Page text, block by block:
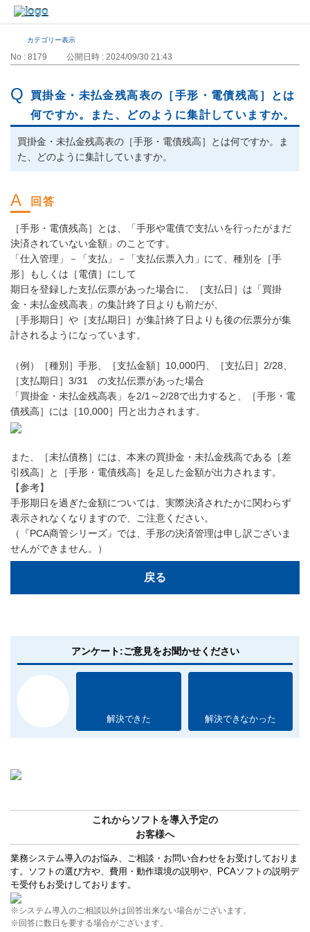
カテゴリー表示
No : 8179 公開日時 : 2024/09/30 21:43
買掛金・未払金残高表の［手形・電債残高］とは
何ですか。また、どのように集計していますか。
買掛金・未払金残高表の［手形・電債残高］とは何ですか。ま
た、どのように集計していますか。
［手形・電債残高］とは、「手形や電債で支払いを行ったがまだ
決済されていない金額」のことです。
「仕入管理」－「支払」－「支払伝票入力」にて、種別を［手
形］もしくは［電債］にして
期日を登録した支払伝票があった場合に、［支払日］は「買掛
金・未払金残高表」の集計終了日よりも前だが、
［手形期日］や［支払期日］が集計終了日よりも後の伝票分が集
計されるようになっています。
（例）［種別］手形、［支払金額］10,000円、［支払日］2/28、
［支払期日］3/31 の支払伝票があった場合
「買掛金・未払金残高表」を2/1～2/28で出力すると、［手形・電
債残高］には［10,000］円と出力されます。
また、［未払債務］には、本来の買掛金・未払金残高である［差
引残高］と［手形・電債残高］を足した金額が出力されます。
【参考】
手形期日を過ぎた金額については、実際決済されたかに関わらず
表示されなくなりますので、ご注意ください。
（『PCA商管シリーズ』では、手形の決済管理は申し訳ございま
せんができません。）
戻る
アンケート:ご意見をお聞かせください
解決できた 解決できなかった
これからソフトを導入予定の
お客様へ
業務システム導入のお悩み、ご相談・お問い合わせをお受けしておりま
す。ソフトの選び方や、費用・動作環境の説明や、PCAソフトの説明デ
モ受付もお受けしております。
※システム導入のご相談以外は回答出来ない場合がございます。
※回答に数日を要する場合がございます。